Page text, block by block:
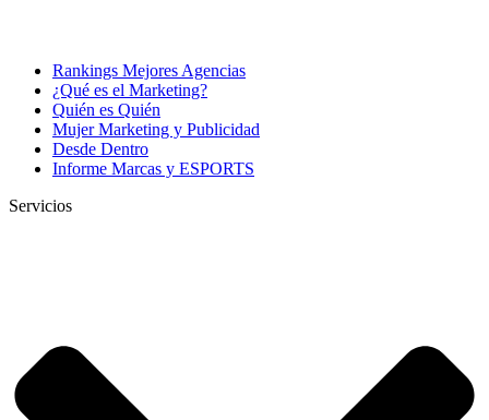
Rankings Mejores Agencias
¿Qué es el Marketing?
Quién es Quién
Mujer Marketing y Publicidad
Desde Dentro
Informe Marcas y ESPORTS
Servicios